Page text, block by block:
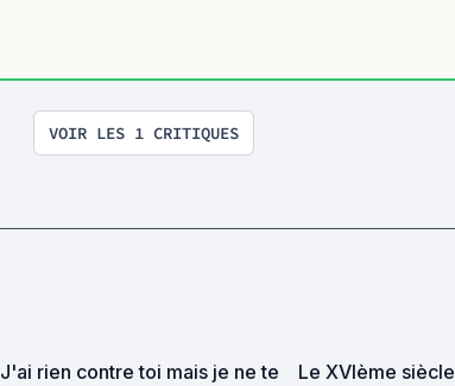
VOIR LES 1 CRITIQUES
J'ai rien contre toi mais je ne te Le XVIème siècle